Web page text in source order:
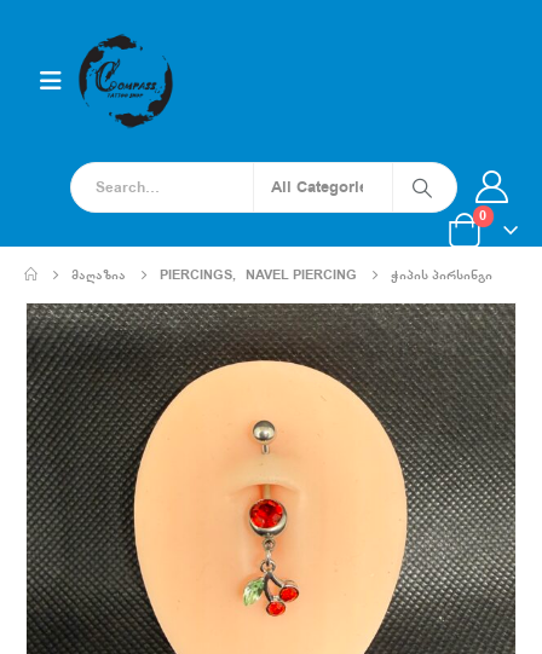
0
ᲛᲐᲦᲐᲖᲘᲐ PIERCINGS, NAVEL PIERCING ᲭᲘᲞᲘᲡ ᲞᲘᲠᲡᲘᲜᲒᲘ